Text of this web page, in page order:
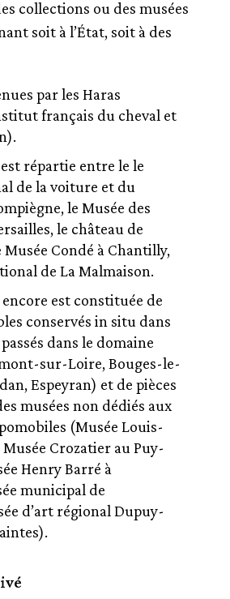
collections ou des musées
soit à l’État, soit à des
par les Haras
français du cheval et
répartie entre le le
de la voiture et du
le Musée des
le château de
Condé à Chantilly,
de La Malmaison.
est constituée de
conservés in situ dans
dans le domaine
sur-Loire, Bouges-le-
Espeyran) et de pièces
musées non dédiés aux
(Musée Louis-
Crozatier au Puy-
Henry Barré à
municipal de
d’art régional Dupuy-